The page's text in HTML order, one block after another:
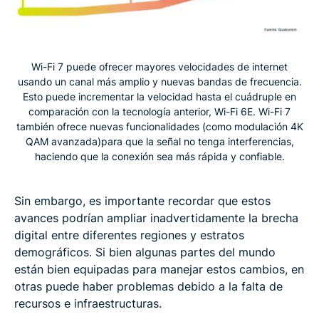
Wi-Fi 7 puede ofrecer mayores velocidades de internet
usando un canal más amplio y nuevas bandas de frecuencia.
Esto puede incrementar la velocidad hasta el cuádruple en
comparación con la tecnología anterior, Wi-Fi 6E. Wi-Fi 7
también ofrece nuevas funcionalidades (como modulación 4K
QAM avanzada)para que la señal no tenga interferencias,
haciendo que la conexión sea más rápida y confiable.
Sin embargo, es importante recordar que estos
avances podrían ampliar inadvertidamente la brecha
digital entre diferentes regiones y estratos
demográficos. Si bien algunas partes del mundo
están bien equipadas para manejar estos cambios, en
otras puede haber problemas debido a la falta de
recursos e infraestructuras.